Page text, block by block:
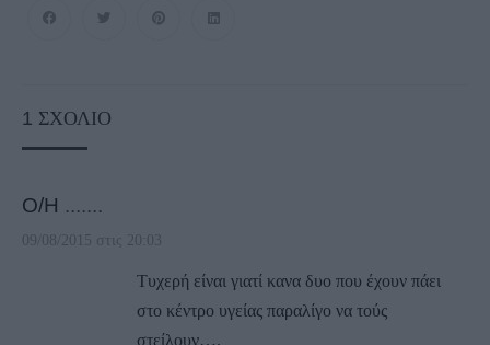
1 ΣΧΌΛΙΟ
Ο/Η .......
09/08/2015 στις 20:03
Τυχερή είναι γιατί κανα δυο που έχουν πάει
στο κέντρο υγείας παραλίγο να τούς
στείλουν….